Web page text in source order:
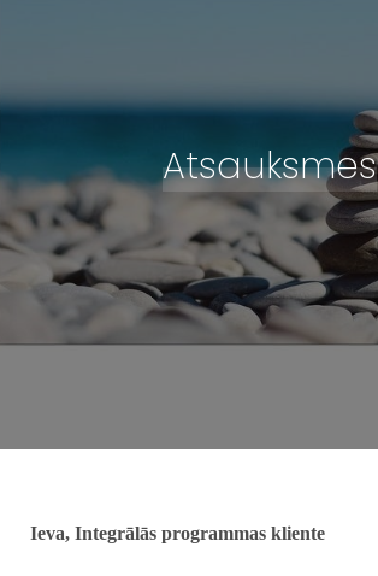
Atsauksmes
Ieva, Integrālās programmas kliente